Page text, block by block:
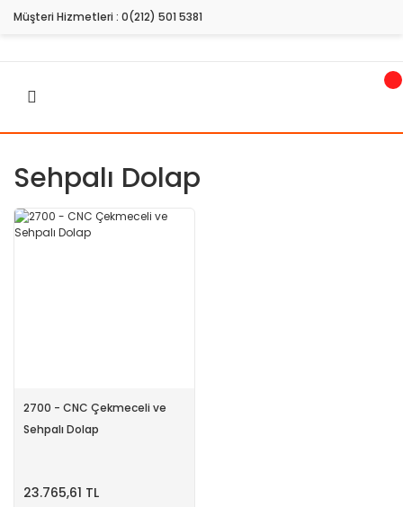
Müşteri Hizmetleri : 0(212) 501 5381
Sehpalı Dolap
2700 - CNC Çekmeceli ve
Sehpalı Dolap
23.765,61 TL